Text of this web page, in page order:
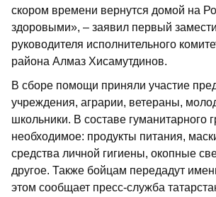
скором времени вернутся домой на
здоровыми», – заявил первый
руководителя исполнительного
района Алмаз Хисамутдинов.
В сборе помощи приняли участие
учреждения, аграрии, ветераны,
школьники. В составе гуманитарного
необходимое: продукты питания,
средства личной гигиены, окопные
другое. Также бойцам передадут
этом сообщает пресс-служба